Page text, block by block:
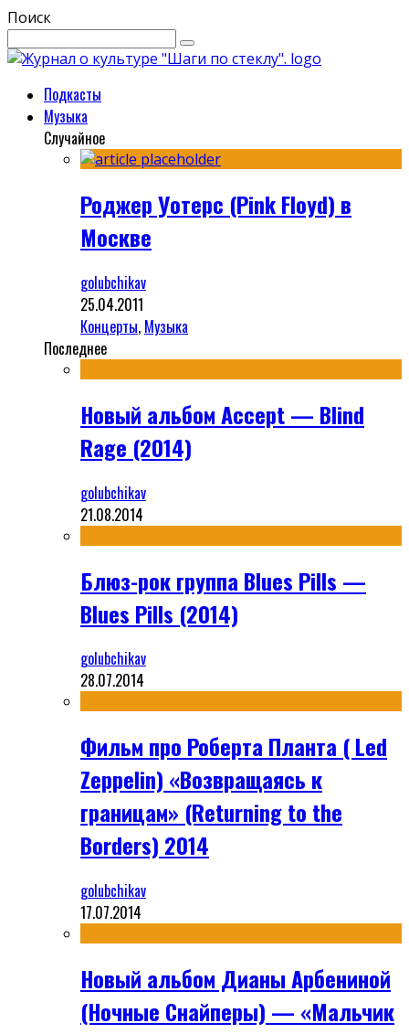
Поиск
Подкасты
Музыка
Случайное
Роджер Уотерс (Pink Floyd) в
Москве
golubchikav
25.04.2011
Концерты, Музыка
Последнее
Новый альбом Accept — Blind
Rage (2014)
golubchikav
21.08.2014
Блюз-рок группа Blues Pills —
Blues Pills (2014)
golubchikav
28.07.2014
Фильм про Роберта Планта ( Led
Zeppelin) «Возвращаясь к
границам» (Returning to the
Borders) 2014
golubchikav
17.07.2014
Новый альбом Дианы Арбениной
(Ночные Снайперы) — «Мальчик